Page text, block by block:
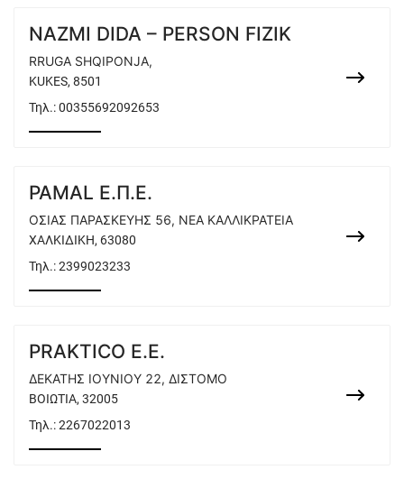
NAZMI DIDA – PERSON FIZIK
RRUGA SHQIPONJA,
KUKES, 8501
Τηλ.:00355692092653
PAMAL Ε.Π.Ε.
ΟΣΙΑΣ ΠΑΡΑΣΚΕΥΗΣ 56, ΝΕΑ ΚΑΛΛΙΚΡΑΤΕΙΑ
ΧΑΛΚΙΔΙΚΗ, 63080
Τηλ.:2399023233
PRAKTICO Ε.Ε.
ΔΕΚΑΤΗΣ ΙΟΥΝΙΟΥ 22, ΔΙΣΤΟΜΟ
ΒΟΙΩΤΙΑ, 32005
Τηλ.:2267022013